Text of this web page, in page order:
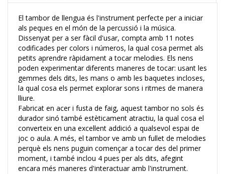
El tambor de llengua és l'instrument perfecte per a iniciar
als peques en el món de la percussió i la música.
Dissenyat per a ser fàcil d'usar, compta amb 11 notes
codificades per colors i números, la qual cosa permet als
petits aprendre ràpidament a tocar melodies. Els nens
poden experimentar diferents maneres de tocar: usant les
gemmes dels dits, les mans o amb les baquetes incloses,
la qual cosa els permet explorar sons i ritmes de manera
lliure.
Fabricat en acer i fusta de faig, aquest tambor no sols és
durador sinó també estèticament atractiu, la qual cosa el
converteix en una excel·lent addició a qualsevol espai de
joc o aula. A més, el tambor ve amb un fullet de melodies
perquè els nens puguin començar a tocar des del primer
moment, i també inclou 4 pues per als dits, afegint
encara més maneres d'interactuar amb l'instrument.